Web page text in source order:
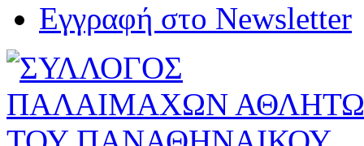
Εγγραφή στο Newsletter